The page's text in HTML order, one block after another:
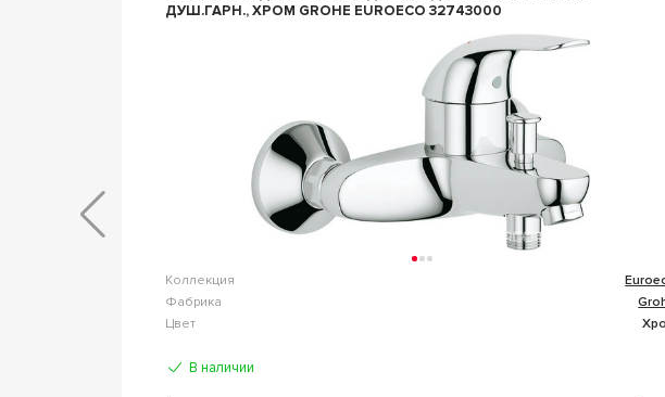
ДУШ.ГАРН., ХРОМ GROHE EUROECO 32743000
Коллекция
Фабрика
Цвет
В наличии